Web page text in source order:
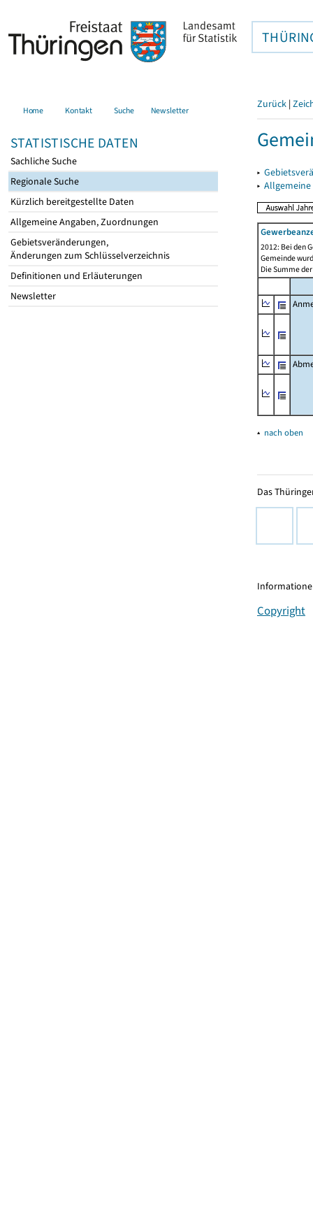
Home Kontakt Suche Newsletter
STATISTISCHE DATEN
Sachliche Suche
Regionale Suche
Kürzlich bereitgestellte Daten
Allgemeine Angaben, Zuordnungen
Gebietsveränderungen,
Änderungen zum Schlüsselverzeichnis
Definitionen und Erläuterungen
Newsletter
Zurück |
▸
▸
2012: Bei den
Gemeinde
Die Summe
▴ nach oben
Das
Copyright